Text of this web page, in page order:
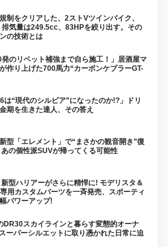
制をクリアした、2ストVツインバイク、
排気量は249.5cc、83HPを絞り出す。その
の技術とは
発のリベット補強まで自ら施工！」居酒屋マ
作り上げた700馬力“カーボンケブラーGT-
は“現代のシルビア”になったのか!?」ドリ
期を生きた達人、その答え
型「エレメント」で“まさかの観音開き”復
の個性派SUVが帰ってくる可能性
新型ハリアーがさらに精悍に! モデリスタ＆
用カスタムパーツを一斉発売、スポーティ
パワーアップ!
DR30スカイラインと暮らす変態的オーナ
ーパーシルエットに取り憑かれた日常に迫